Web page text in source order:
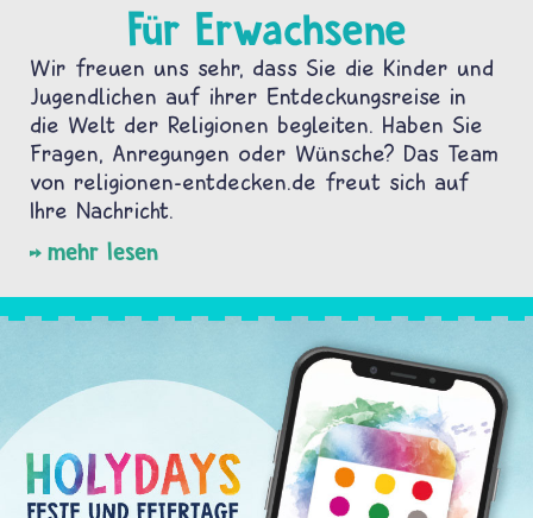
Für Erwachsene
Wir freuen uns sehr, dass Sie die Kinder und
Jugendlichen auf ihrer Entdeckungsreise in
die Welt der Religionen begleiten. Haben Sie
Fragen, Anregungen oder Wünsche? Das Team
von religionen-entdecken.de freut sich auf
Ihre Nachricht.
mehr lesen